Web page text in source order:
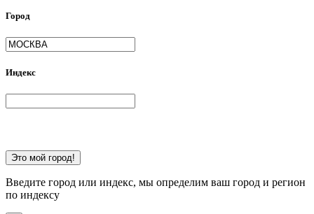
Город
Индекс
Это мой город!
Введите город или индекс, мы определим ваш город и регион
по индексу